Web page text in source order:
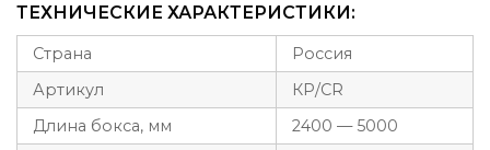
ТЕХНИЧЕСКИЕ ХАРАКТЕРИСТИКИ:
Страна
Россия
Артикул
КР/СR
Длина бокса, мм
2400 — 5000